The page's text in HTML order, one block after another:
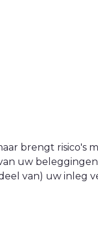
brengt risico's
uw
van) uw inleg